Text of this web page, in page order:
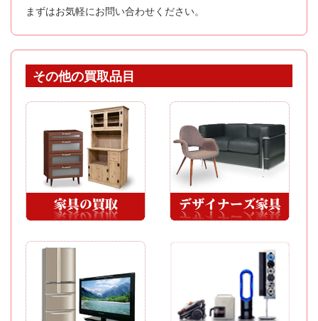
まずはお気軽にお問い合わせください。
その他の買取品目